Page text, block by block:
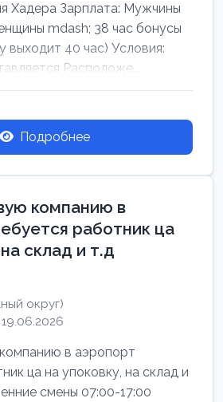
Хадера Зарплата: Мужчины
mdash; 38 час бонусы
выходит 40 час) Условия:
Расположе...
Подробнее
компанию в
работник ца
склад и т.д
округ)
в аэропорт
ца на упоковку, на склад и
смены 07:00-17:00